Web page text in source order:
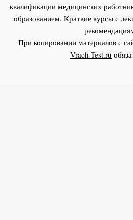
квалификации медицинских
образованием. Краткие курсы с
При копировании материалов с
Vrach-Test.ru